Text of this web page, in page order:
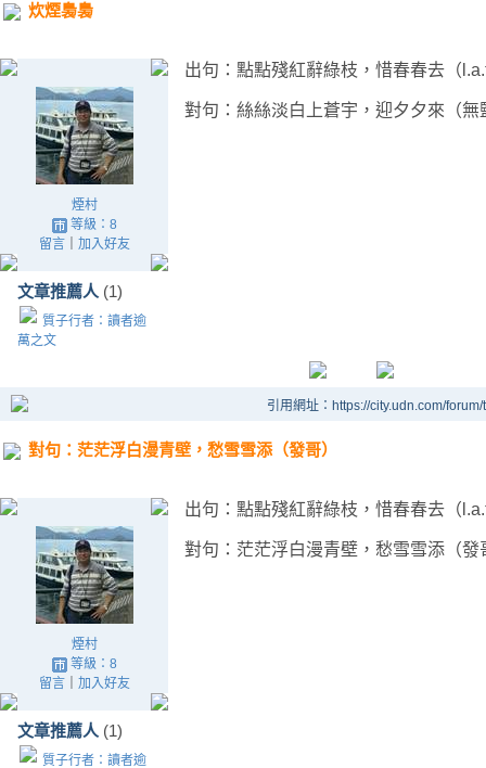
炊煙裊裊
煙村
等級：8
留言｜ 加入好友
文章推薦人 (1)
質子行者：讀者逾
萬之文
出句：點點殘紅辭綠枝，惜春春去（
對句：絲絲淡白上蒼宇，迎夕夕來（無
引用網址：https://city.udn.com/
對句：茫茫浮白漫青壁，愁雪雪添（發哥）
煙村
等級：8
留言｜ 加入好友
文章推薦人 (1)
質子行者：讀者逾
出句：點點殘紅辭綠枝，惜春春去（
對句：茫茫浮白漫青壁，愁雪雪添（發